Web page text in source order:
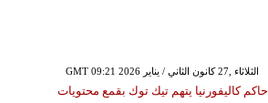
GMT 09:21 2026 الثلاثاء ,27 كانون الثاني / يناير
حاكم كاليفورنيا يتهم تيك توك بقمع محتويات